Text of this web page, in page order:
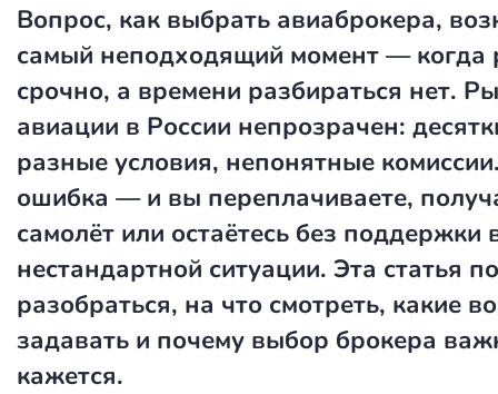
Вопрос, как выбрать авиаброкера,
самый неподходящий момент — когда
срочно, а времени разбираться нет.
авиации в России непрозрачен:
разные условия, непонятные
ошибка — и вы переплачиваете,
самолёт или остаётесь без поддержки
нестандартной ситуации. Эта статья
разобраться, на что смотреть, какие
задавать и почему выбор брокера
кажется.